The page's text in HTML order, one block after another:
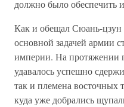
должно было обеспечить
Как и обещал Сюань-цзун
основной задачей армии
империи. На протяжении
удавалось успешно
так и племена
куда уже добрались